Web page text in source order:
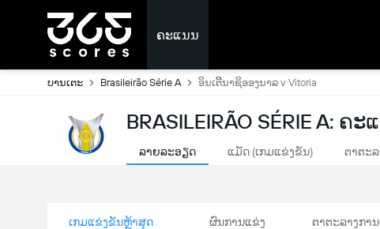
ຄະແນນ
ບານເຕະ Brasileirão Série A ອິນເຕີີນາຊິອອງນາລ v Vitoria
BRASILEIRÃO SÉRIE A: ຄ
ລາຍລະອຽດ ແມັດ (ເກມແຂ່ງຂັນ) ຕາຕະ
ເກມແຂ່ງຂັນຫຼ້າສຸດ ຜົນການແຂ່ງ ຕາຕະລາງກາ